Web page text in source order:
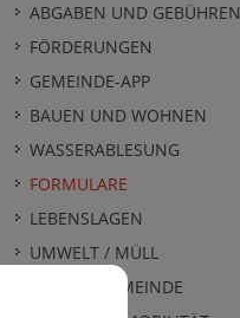
ABGABEN UND GEBÜHREN
FÖRDERUNGEN
GEMEINDE-APP
BAUEN UND WOHNEN
WASSERABLESUNG
FORMULARE
LEBENSLAGEN
UMWELT / MÜLL
ENERGIEGEMEINDE